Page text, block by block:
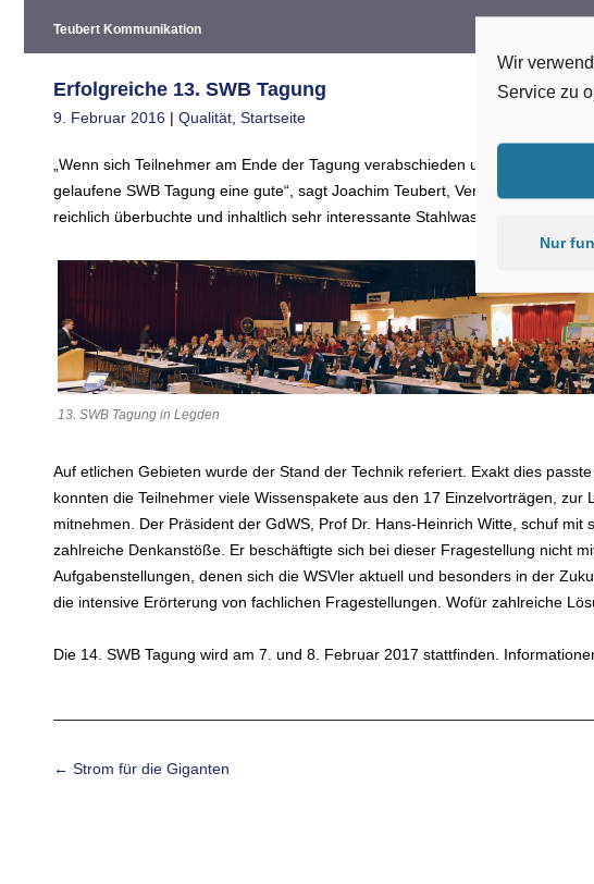
Teubert Kommunikation
Erfolgreiche 13. SWB Tagung
9. Februar 2016 | Qualität Startseite
„Wenn sich Teilnehmer am Ende der Tagung verabschieden und sich bereits
gelaufene SWB Tagung eine gute“, sagt Joachim Teubert, Veranstalter.
reichlich überbuchte und inhaltlich sehr interessante Stahlwasserbau Tagung
13. SWB Tagung in Legden
Auf etlichen Gebieten wurde der Stand der Technik referiert. Exakt dies
konnten die Teilnehmer viele Wissenspakete aus den 17 Einzelvorträgen,
mitnehmen. Der Präsident der GdWS, Prof Dr. Hans-Heinrich Witte, schuf
zahlreiche Denkanstöße. Er beschäftigte sich bei dieser Fragestellung nicht
Aufgabenstellungen, denen sich die WSVler aktuell und besonders in der
die intensive Erörterung von fachlichen Fragestellungen. Wofür zahlreiche
Die 14. SWB Tagung wird am 7. und 8. Februar 2017 stattfinden.
Beitrags-Navigation
← Strom für die Giganten
Wir
Service zu
Nur